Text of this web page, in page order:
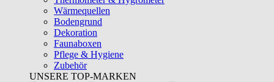
Wärmequellen
Bodengrund
Dekoration
Faunaboxen
Pflege & Hygiene
Zubehör
UNSERE TOP-MARKEN